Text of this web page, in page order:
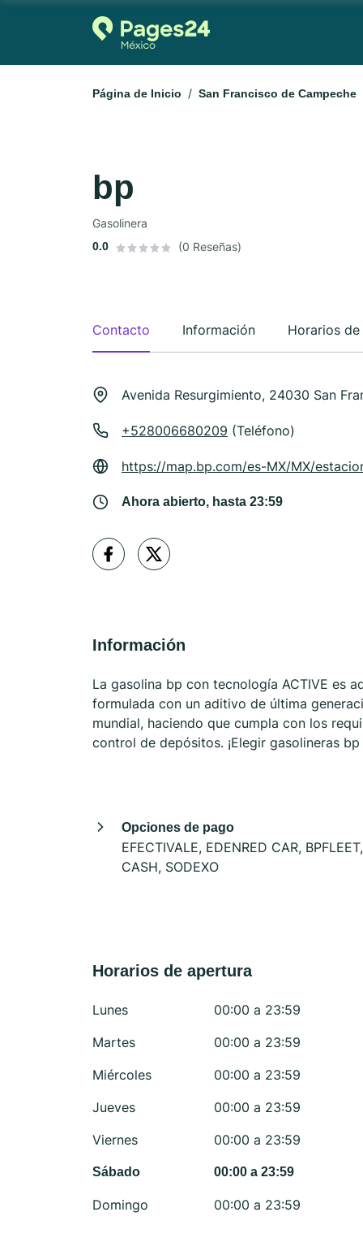
Página de Inicio San Francisco de Campeche
bp
Gasolinera
0.0 (0 Reseñas)
Contacto Información Horarios
Avenida Resurgimiento, 24030 San
+528006680209 (Teléfono)
https://map.bp.com/es-MX/MX/
Ahora abierto, hasta 23:59
Información
La gasolina bp con tecnología ACTIVE es
formulada con un aditivo de última
mundial, haciendo que cumpla con los
control de depósitos. ¡Elegir gasolineras
Opciones de pago
EFECTIVALE, EDENRED CAR, BPFLEET,
CASH, SODEXO
Horarios de apertura
Lunes
00:00 a 23:59
Martes
00:00 a 23:59
Miércoles
00:00 a 23:59
Jueves
00:00 a 23:59
Viernes
00:00 a 23:59
Sábado 00:00 a 23:59
Domingo 00:00 a 23:59